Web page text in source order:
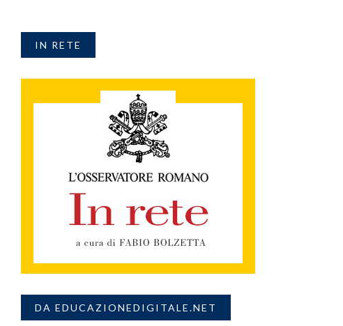
IN RETE
DA EDUCAZIONEDIGITALE.NET